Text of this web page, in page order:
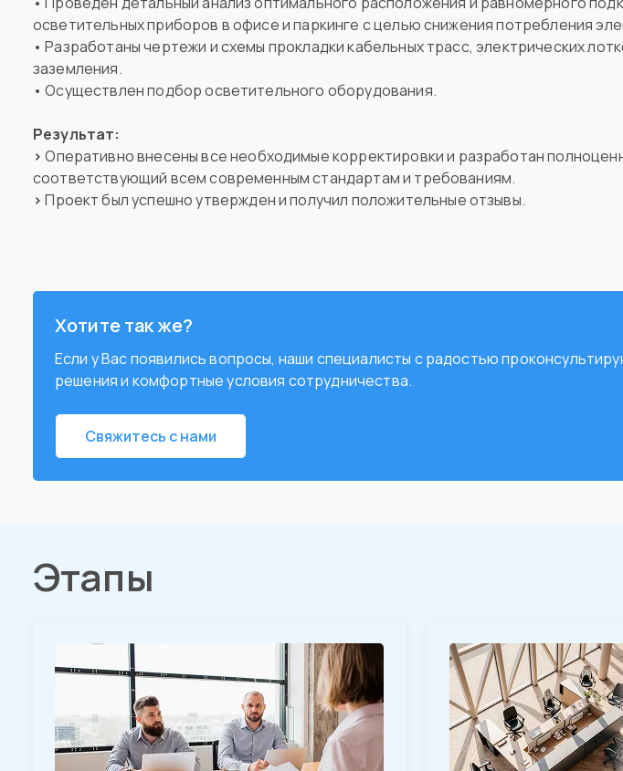
осветительных приборов в офисе и паркинге с целью снижения потребления
• Разработаны чертежи и схемы прокладки кабельных трасс, электрических
заземления.
• Осуществлен подбор осветительного оборудования.
Результат:
> Оперативно внесены все необходимые корректировки и разработан
соответствующий всем современным стандартам и требованиям.
> Проект был успешно утвержден и получил положительные отзывы.
Хотите так же?
Если у Вас появились вопросы, наши специалисты с радостью
решения и комфортные условия сотрудничества.
Свяжитесь с нами
Этапы